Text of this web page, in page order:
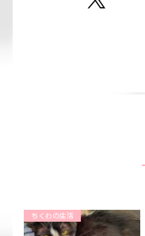
ちくわの生活